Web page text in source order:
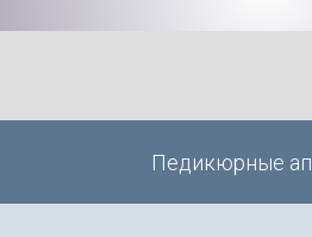
Педикюрные